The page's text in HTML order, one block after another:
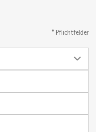
* Pflichtfelder